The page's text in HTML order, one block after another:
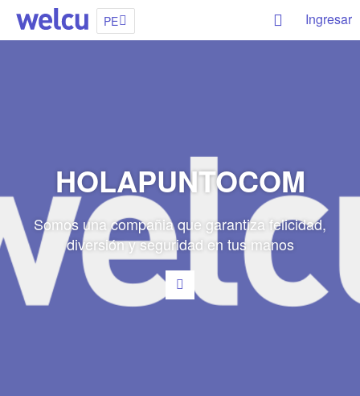
PE Ingresar
HOLAPUNTOCOM
Somos una compañia que garantiza felicidad,
diversión y seguridad en tus manos